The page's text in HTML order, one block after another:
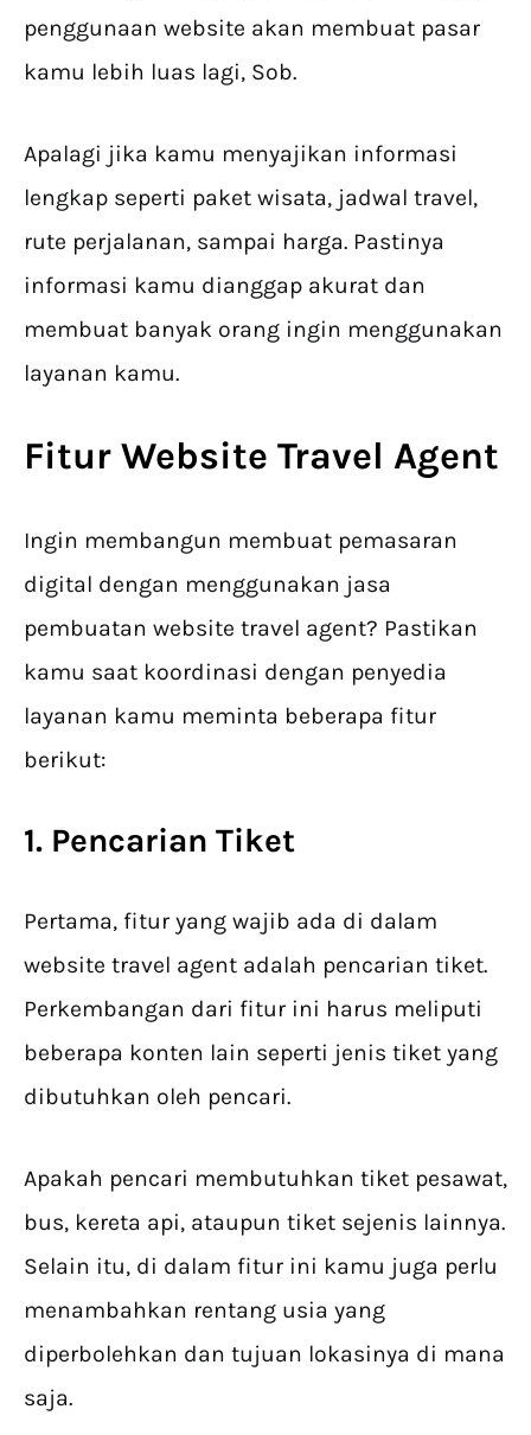
penggunaan website akan membuat pasar
kamu lebih luas lagi, Sob.
Apalagi jika kamu menyajikan informasi
lengkap seperti paket wisata, jadwal travel,
rute perjalanan, sampai harga. Pastinya
informasi kamu dianggap akurat dan
membuat banyak orang ingin menggunakan
layanan kamu.
Fitur Website Travel Agent
Ingin membangun membuat pemasaran
digital dengan menggunakan jasa
pembuatan website travel agent? Pastikan
kamu saat koordinasi dengan penyedia
layanan kamu meminta beberapa fitur
berikut:
1. Pencarian Tiket
Pertama, fitur yang wajib ada di dalam
website travel agent adalah pencarian tiket.
Perkembangan dari fitur ini harus meliputi
beberapa konten lain seperti jenis tiket yang
dibutuhkan oleh pencari.
Apakah pencari membutuhkan tiket pesawat,
bus, kereta api, ataupun tiket sejenis lainnya.
Selain itu, di dalam fitur ini kamu juga perlu
menambahkan rentang usia yang
diperbolehkan dan tujuan lokasinya di mana
saja.